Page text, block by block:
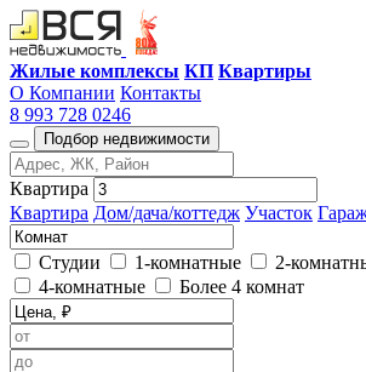
Жилые комплексы КП Квартиры
О Компании Контакты
8 993 728 0246
Подбор недвижимости
Квартира
Квартира Дом/дача/коттедж Участок
Студии 1-комнатные 2-
4-комнатные
Более 4 комнат